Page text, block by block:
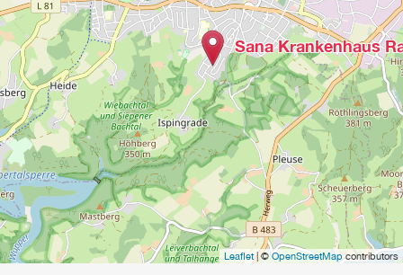
Sana Krankenhaus
Leaflet| ©OpenStreetMapcontributors